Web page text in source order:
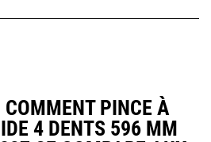
COMMENT PINCE À
4 DENTS 596 MM